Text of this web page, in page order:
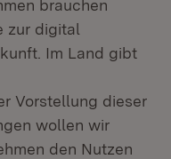
brauchen
zur digital
Im Land gibt
Vorstellung dieser
wollen wir
den Nutzen